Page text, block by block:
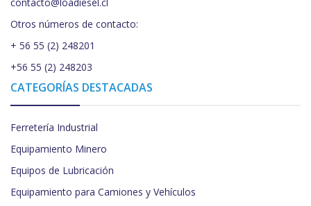
Otros números de contacto:
+ 56 55 (2) 248201
+56 55 (2) 248203
CATEGORÍAS DESTACADAS
Ferretería Industrial
Equipamiento Minero
Equipos de Lubricación
Equipamiento para Camiones y Vehículos